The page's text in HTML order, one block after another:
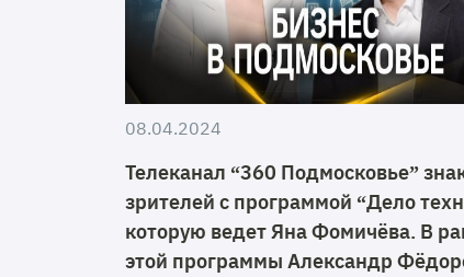
08.04.2024
Телеканал “360 Подмосковье”
зрителей с программой “Дело
которую ведет Яна Фомичёва. В
этой программы Александр